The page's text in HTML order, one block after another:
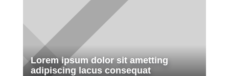
Lorem ipsum dolor sit ametting
adipiscing lacus consequat